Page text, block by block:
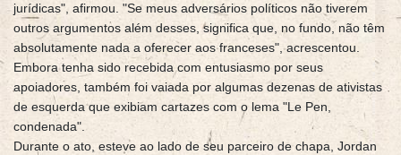
jurídicas", afirmou. "Se meus adversários políticos não tiverem
outros argumentos além desses, significa que, no fundo, não têm
absolutamente nada a oferecer aos franceses", acrescentou.
Embora tenha sido recebida com entusiasmo por seus
apoiadores, também foi vaiada por algumas dezenas de ativistas
de esquerda que exibiam cartazes com o lema "Le Pen,
condenada".
Durante o ato, esteve ao lado de seu parceiro de chapa, Jordan